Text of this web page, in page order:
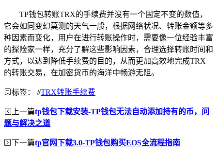
TP钱包转账TRX的手续费并没有一个固定不变的数值，
它会如同变幻莫测的天气一般，根据网络状况、转账金额等多
种因素而变化，用户在进行转账操作时，需要像一位经验丰富
的探险家一样，充分了解这些影响因素，合理选择转账时间和
方式，以达到降低手续费的目的，从而更加高效地完成TRX
的转账交易，在加密货币的海洋中畅游无阻。
标签： #TRX转账手续费
上一篇tp钱包下载安装-TP钱包无法自动添加持有的币，问
题与解决之道
下一篇tp官网下载3.0-TP钱包购买EOS全流程指南